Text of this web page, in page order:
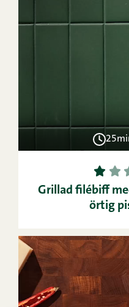
1 2
Grillad filébiff
örtig